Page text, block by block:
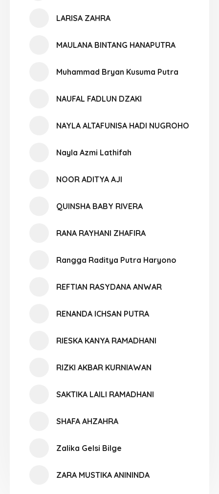
LARISA ZAHRA
MAULANA BINTANG HANAPUTRA
Muhammad Bryan Kusuma Putra
NAUFAL FADLUN DZAKI
NAYLA ALTAFUNISA HADI NUGROHO
Nayla Azmi Lathifah
NOOR ADITYA AJI
QUINSHA BABY RIVERA
RANA RAYHANI ZHAFIRA
Rangga Raditya Putra Haryono
REFTIAN RASYDANA ANWAR
RENANDA ICHSAN PUTRA
RIESKA KANYA RAMADHANI
RIZKI AKBAR KURNIAWAN
SAKTIKA LAILI RAMADHANI
SHAFA AHZAHRA
Zalika Gelsi Bilge
ZARA MUSTIKA ANININDA